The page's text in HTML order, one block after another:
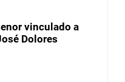
vinculado a
Dolores